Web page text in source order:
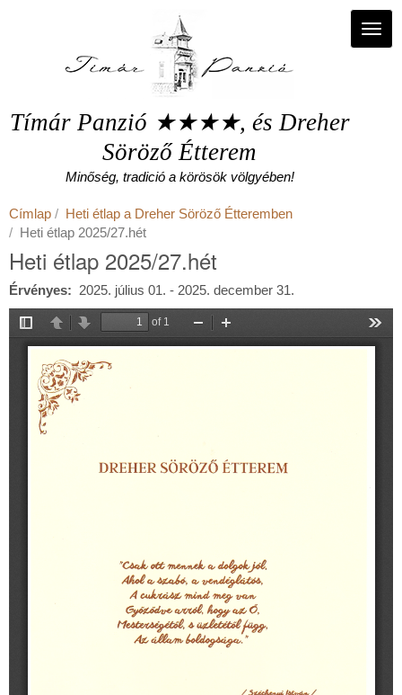
Tímár Panzió ★★★★, és Dreher
Söröző Étterem
Minőség, tradició a körösök völgyében!
Címlap
Heti étlap a Dreher Söröző Étteremben
Heti étlap 2025/27.hét
Heti étlap 2025/27.hét
Érvényes 2025. július 01. - 2025. december 31.